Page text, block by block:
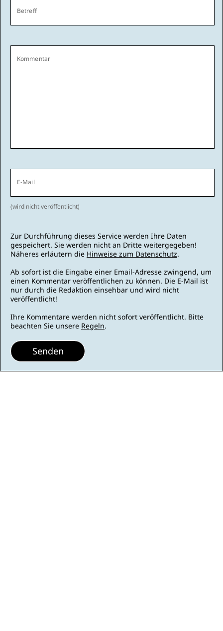
Betreff
Kommentar
E-Mail
(wird nicht veröffentlicht)
Zur Durchführung dieses Service werden Ihre Daten
gespeichert. Sie werden nicht an Dritte weitergegeben!
Näheres erläutern die Hinweise zum Datenschutz.
Ab sofort ist die Eingabe einer Email-Adresse zwingend, um
einen Kommentar veröffentlichen zu können. Die E-Mail ist
nur durch die Redaktion einsehbar und wird nicht
veröffentlicht!
Ihre Kommentare werden nicht sofort veröffentlicht. Bitte
beachten Sie unsere Regeln.
Senden